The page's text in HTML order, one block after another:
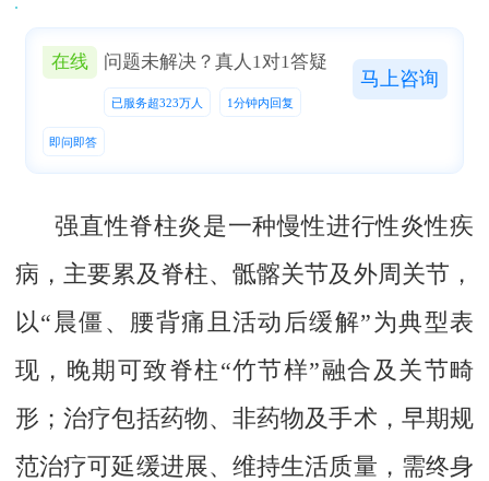
问题仍未解决？真人在线，1对1免费为您答疑
已服务超323万人
马上提问
在线 问题未解决？真人1对1答疑
已服务超323万人 1分钟内回复
即问即答
马上咨询
强直性脊柱炎是一种慢性进行性炎性疾
病，主要累及脊柱、骶髂关节及外周关节，
以“晨僵、腰背痛且活动后缓解”为典型表
现，晚期可致脊柱“竹节样”融合及关节畸
形；治疗包括药物、非药物及手术，早期规
范治疗可延缓进展、维持生活质量，需终身